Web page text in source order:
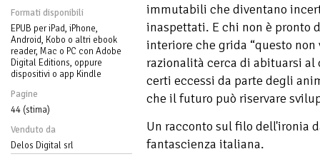
Formati disponibili
EPUB per iPad, iPhone,
Android, Kobo o altri ebook
reader, Mac o PC con Adobe
Digital Editions, oppure
dispositivi o app Kindle
Pagine
44 (stima)
Venduto da
Delos Digital srl
immutabili che diventano
inaspettati. E chi non è pronto
interiore che grida “questo non
razionalità cerca di abituarsi
certi eccessi da parte degli
che il futuro può riservare
Un racconto sul filo dell'ironia
fantascienza italiana.